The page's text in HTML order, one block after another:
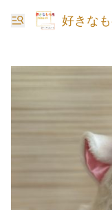
好きな